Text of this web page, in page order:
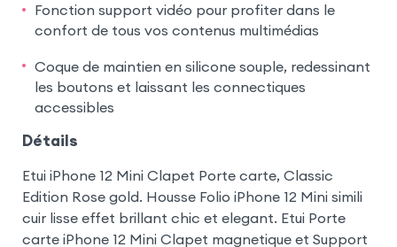
Fonction support vidéo pour profiter dans le
confort de tous vos contenus multimédias
Coque de maintien en silicone souple, redessinant
les boutons et laissant les connectiques
accessibles
Détails
Etui iPhone 12 Mini Clapet Porte carte, Classic
Edition Rose gold. Housse Folio iPhone 12 Mini simili
cuir lisse effet brillant chic et elegant. Etui Porte
carte iPhone 12 Mini Clapet magnetique et Support